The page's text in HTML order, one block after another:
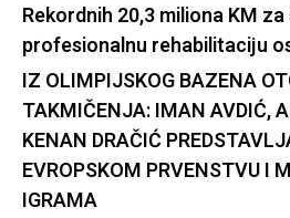
Rekordnih 20,3 miliona KM
profesionalnu rehabilitaciju
IZ OLIMPIJSKOG BAZENA
TAKMIČENJA: IMAN AVDIĆ,
KENAN DRAČIĆ
EVROPSKOM PRVENSTVU I
IGRAMA